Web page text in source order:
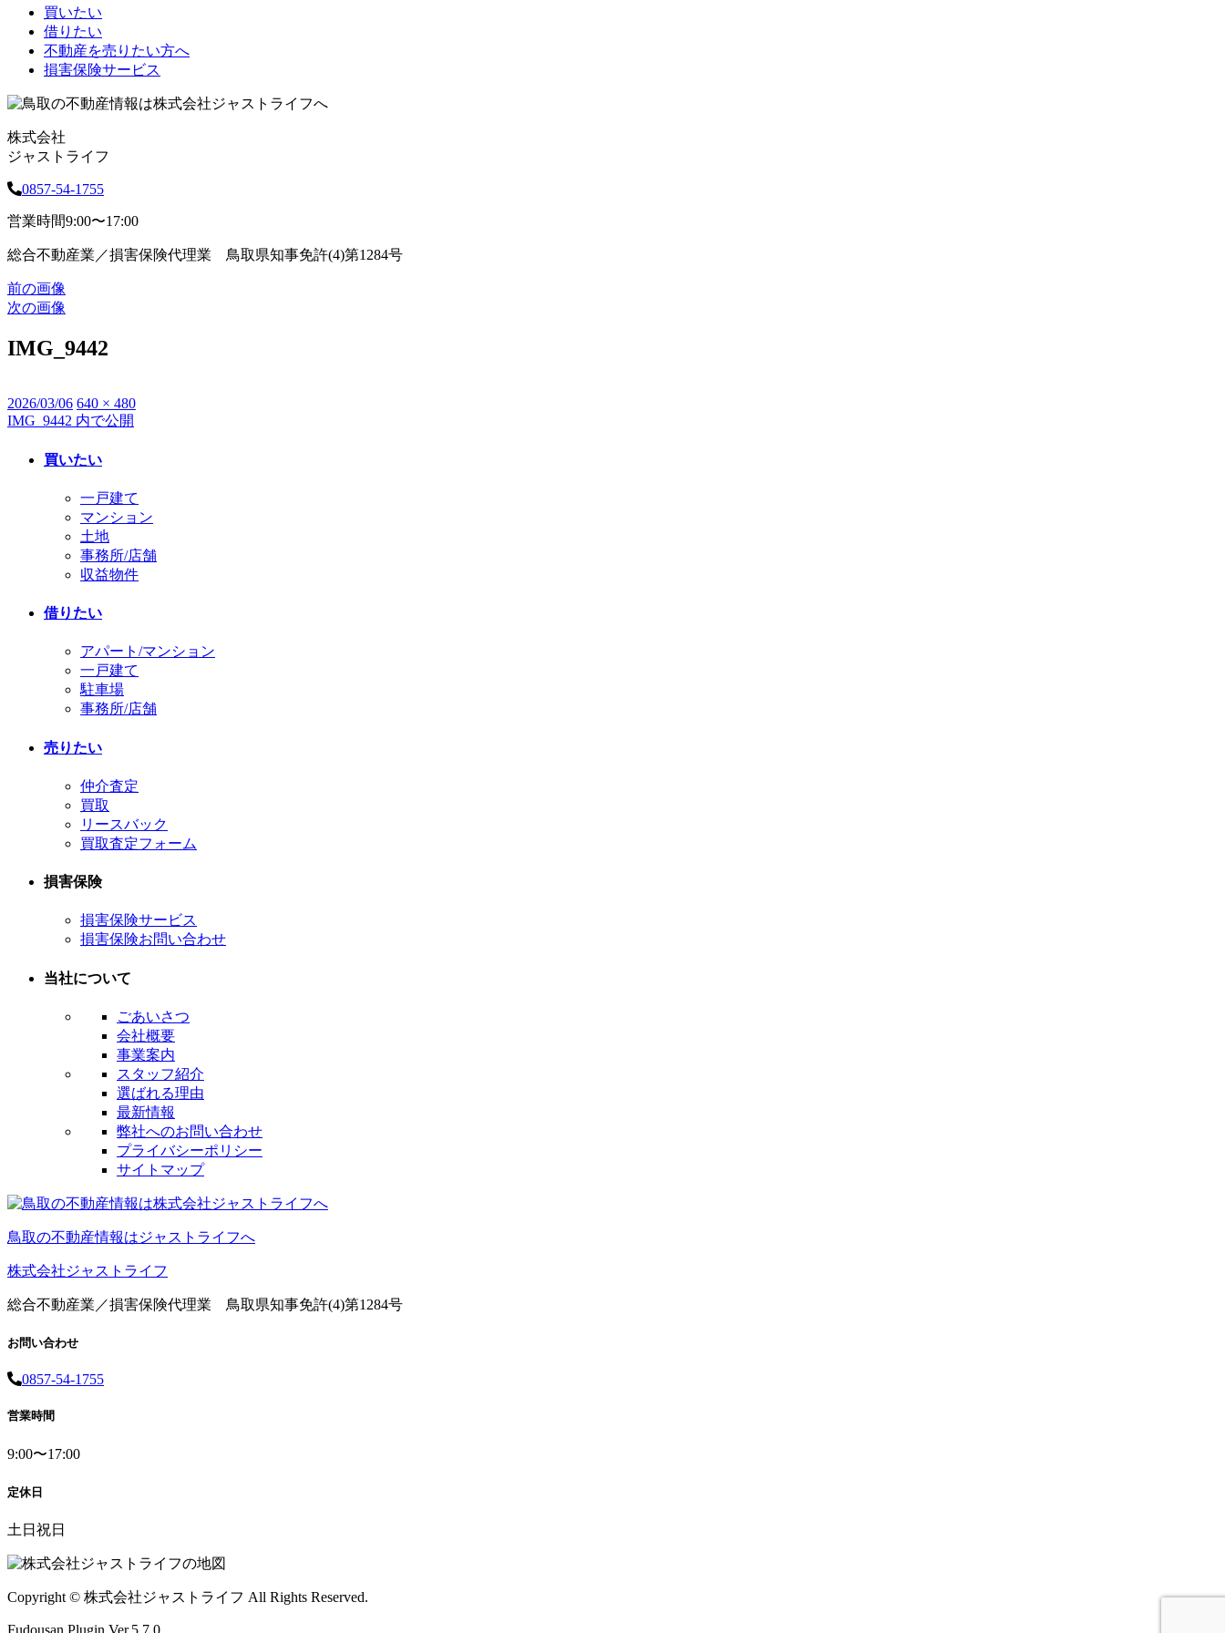
買いたい
借りたい
不動産を売りたい方へ
損害保険サービス
株式会社
ジャストライフ
0857-54-1755
営業時間9:00〜17:00
総合不動産業／損害保険代理業 鳥取県知事免許(4)第1284号
前の画像
次の画像
IMG_9442
投
稿
2026/03/06 フ
ル
イ
640 × 480
投
IMG_9442 内で公開
買いたい
一戸建て
マンション
土地
事務所/店舗
収益物件
借りたい
アパート/マンション
一戸建て
駐車場
事務所/店舗
売りたい
仲介査定
買取
リースバック
買取査定フォーム
損害保険
損害保険サービス
損害保険お問い合わせ
当社について
ごあいさつ
会社概要
事業案内
スタッフ紹介
選ばれる理由
最新情報
弊社へのお問い合わせ
プライバシーポリシー
サイトマップ
鳥取の不動産情報はジャストライフへ
株式会社ジャストライフ
総合不動産業／損害保険代理業 鳥取県知事免許(4)第1284号
お問い合わせ
0857-54-1755
営業時間
9:00〜17:00
定休日
土日祝日
Copyright © 株式会社ジャストライフ All Rights Reserved.
Fudousan Plugin Ver.5.7.0